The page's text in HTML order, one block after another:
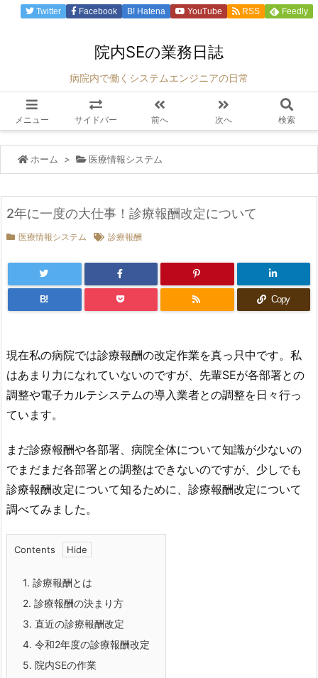
院内SEの業務日誌
病院内で働くシステムエンジニアの日常
メニュー サイドバー 前へ 次へ 検索
Twitter Facebook B! Hatena YouTube RSS Feedly
ホーム > 医療情報システム
2年に一度の大仕事！診療報酬改定について
医療情報システム 診療報酬
B! Copy
現在私の病院では診療報酬の改定作業を真っ只中です。私
はあまり力になれていないのですが、先輩SEが各部署との
調整や電子カルテシステムの導入業者との調整を日々行っ
ています。
まだ診療報酬や各部署、病院全体について知識が少ないの
でまだまだ各部署との調整はできないのですが、少しでも
診療報酬改定について知るために、診療報酬改定について
調べてみました。
Contents
1. 診療報酬とは
2. 診療報酬の決まり方
3. 直近の診療報酬改定
4. 令和2年度の診療報酬改定
5. 院内SEの作業